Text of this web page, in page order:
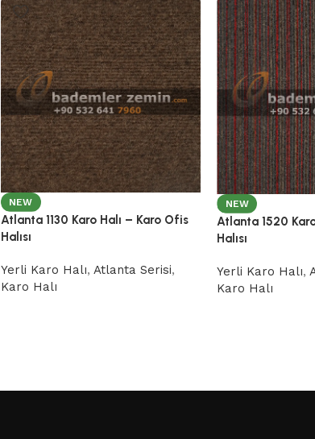
NEW
Atlanta 1130 Karo Halı – Karo Ofis
Halısı
Yerli Karo Halı, Atlanta Serisi,
Karo Halı
NEW
Atlanta 1520
Halısı
Yerli Karo Halı,
Karo Halı